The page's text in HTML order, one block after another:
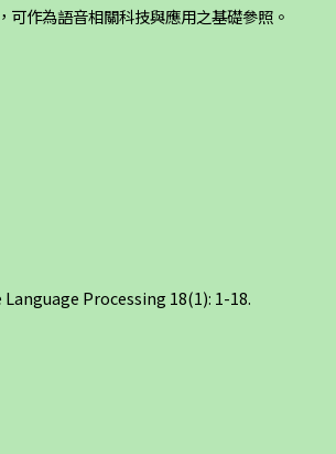
作為語音相關科技與應用之基礎參照。
Processing 18(1): 1-18.